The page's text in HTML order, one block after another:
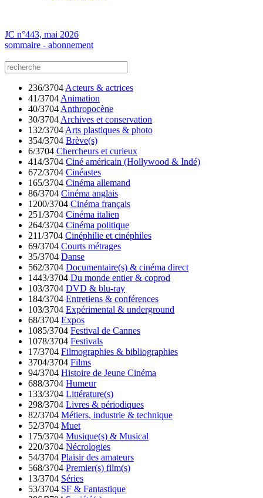
JC n°443, mai 2026
sommaire - abonnement
236/3704 Acteurs & actrices
41/3704 Animation
40/3704 Anthropocène
30/3704 Archives et conservation
132/3704 Arts plastiques & photo
354/3704 Brève(s)
6/3704 Chercheurs et curieux
414/3704 Ciné américain (Hollywood & Indé)
672/3704 Cinéastes
165/3704 Cinéma allemand
86/3704 Cinéma anglais
1200/3704 Cinéma français
251/3704 Cinéma italien
264/3704 Cinéma politique
211/3704 Cinéphilie et cinéphiles
69/3704 Courts métrages
35/3704 Danse
562/3704 Documentaire(s) & cinéma direct
1443/3704 Du monde entier & coprod
103/3704 DVD & blu-ray
184/3704 Entretiens & conférences
103/3704 Expérimental & underground
68/3704 Expos
1085/3704 Festival de Cannes
1078/3704 Festivals
17/3704 Filmographies & bibliographies
3704/3704 Films
94/3704 Histoire de Jeune Cinéma
688/3704 Humeur
133/3704 Littérature(s)
298/3704 Livres & périodiques
82/3704 Métiers, industrie & technique
52/3704 Muet
175/3704 Musique(s) & Musical
220/3704 Nécrologies
54/3704 Plaisir des amateurs
568/3704 Premier(s) film(s)
13/3704 Séries
53/3704 SF & Fantastique